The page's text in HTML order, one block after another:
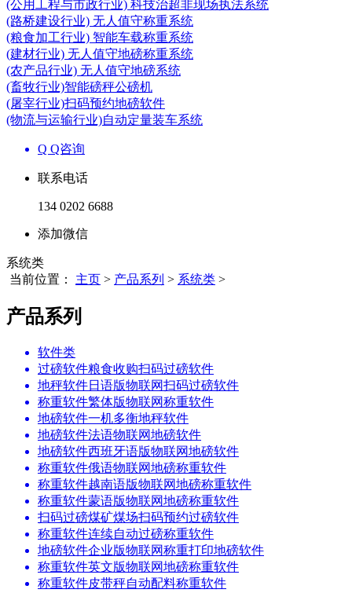
(公用工程与市政行业) 科技治超非现场执法系统
(路桥建设行业) 无人值守称重系统
(粮食加工行业) 智能车载称重系统
(建材行业) 无人值守地磅称重系统
(农产品行业) 无人值守地磅系统
(畜牧行业)智能磅秤公磅机
(屠宰行业)扫码预约地磅软件
(物流与运输行业)自动定量装车系统
Q Q咨询
联系电话
134 0202 6688
添加微信
系统类
当前位置： 主页 > 产品系列 > 系统类 >
产品系列
软件类
过磅软件粮食收购扫码过磅软件
地秤软件日语版物联网扫码过磅软件
称重软件繁体版物联网称重软件
地磅软件一机多衡地秤软件
地磅软件法语物联网地磅软件
地磅软件西班牙语版物联网地磅软件
称重软件俄语物联网地磅称重软件
称重软件越南语版物联网地磅称重软件
称重软件蒙语版物联网地磅称重软件
扫码过磅煤矿煤场扫码预约过磅软件
称重软件连续自动过磅称重软件
地磅软件企业版物联网称重打印地磅软件
称重软件英文版物联网地磅称重软件
称重软件皮带秤自动配料称重软件